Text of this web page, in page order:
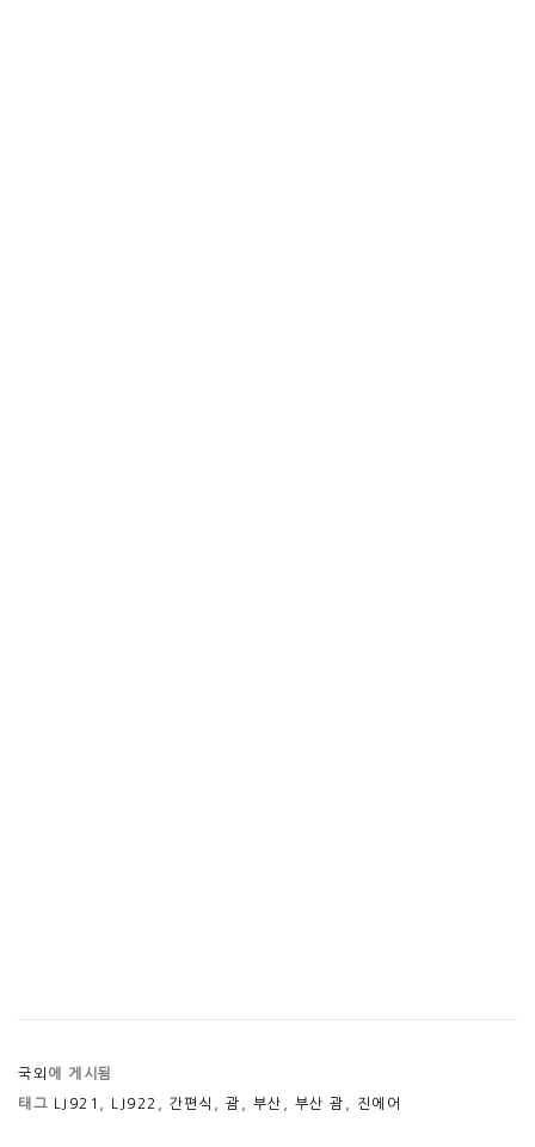
국외 에 게시됨
태그 LJ921 LJ922 간편식 괌 부산 부산 괌 진에어